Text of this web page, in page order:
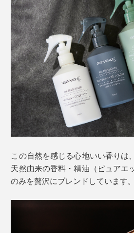
スプレーをひと吹きすれば、細か
気が一新。まるでボタニカル園で
な気分です。
テンやソファのタバコ臭、トイレ
この自然を感じる心地いい香りは
天然由来の香料・精油（ピュアエ
のみを贅沢にブレンドしています。